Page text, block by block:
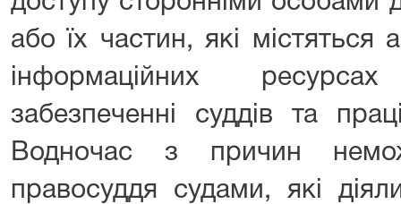
або їх частин, які містяться
інформаційних
забезпеченні суддів та
Водночас з причин
правосуддя судами, які